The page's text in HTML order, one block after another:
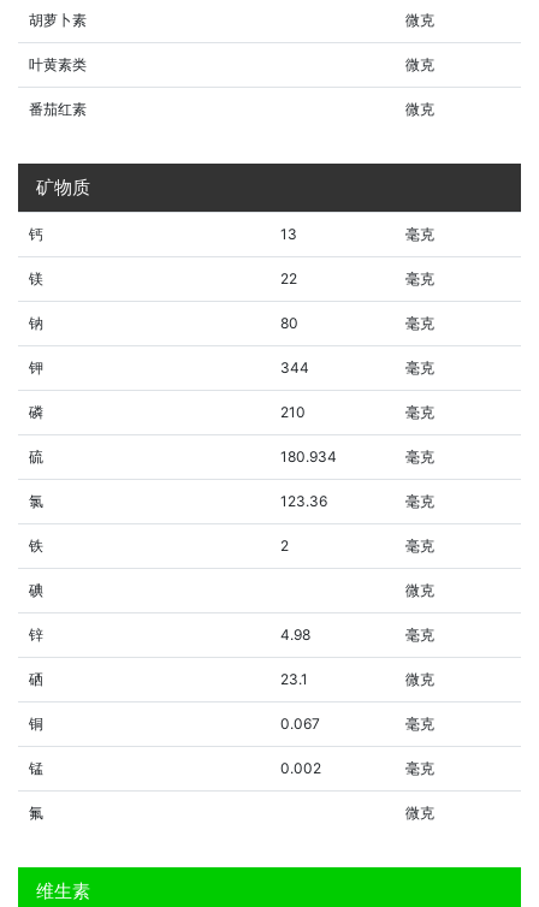
胡萝卜素 微克
叶黄素类 微克
番茄红素 微克
矿物质
钙 13 毫克
镁 22 毫克
钠 80 毫克
钾 344 毫克
磷 210 毫克
硫 180.934 毫克
氯 123.36 毫克
铁 2 毫克
碘 微克
锌 4.98 毫克
硒 23.1 微克
铜 0.067 毫克
锰 0.002 毫克
氟 微克
维生素